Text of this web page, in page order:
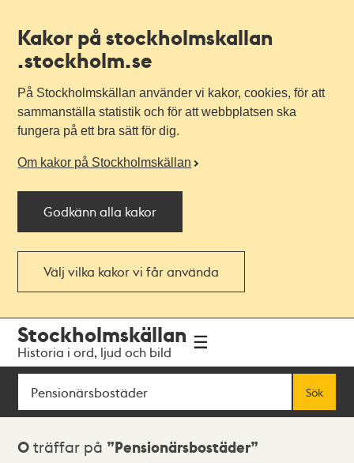
Kakor på stockholmskallan
.stockholm.se
På Stockholmskällan använder vi kakor, cookies, för att
sammanställa statistik och för att webbplatsen ska
fungera på ett bra sätt för dig.
Om kakor på Stockholmskällan
Godkänn alla kakor
Välj vilka kakor vi får använda
navigationen
huvudinnehållet
Stockholmskällan
Historia i ord, ljud och bild
Sök
Sök
Sökresultat
0 träffar på Pensionärsbostäder